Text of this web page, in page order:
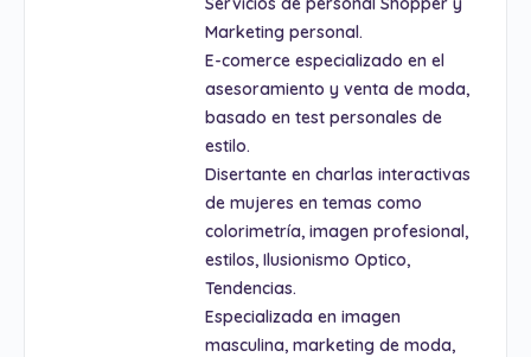
Marketing personal.
E-comerce especializado en el
asesoramiento y venta de moda,
basado en test personales de
estilo.
Disertante en charlas interactivas
de mujeres en temas como
colorimetría, imagen profesional,
estilos, Ilusionismo Optico,
Tendencias.
Especializada en imagen
masculina, marketing de moda,